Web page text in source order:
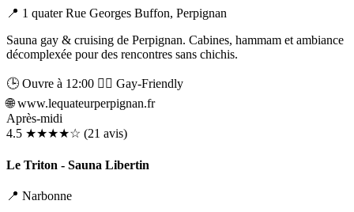
📍 1 quater Rue Georges Buffon, Perpignan
Sauna gay & cruising de Perpignan. Cabines, hammam et ambiance
décomplexée pour des rencontres sans chichis.
🕒 Ouvre à 12:00 🏳️‍🌈 Gay-Friendly
🌐www.lequateurperpignan.fr
Après-midi
4.5 ★★★★☆ (21 avis)
Le Triton - Sauna Libertin
📍 Narbonne